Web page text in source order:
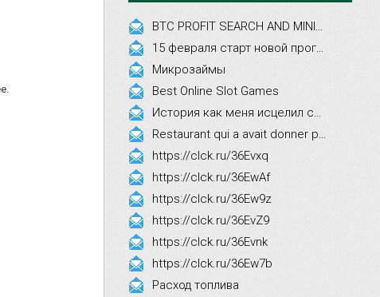
Микрозаймы
Best Online Slot Games
https://clck.ru/36Evxq
https://clck.ru/36EwAf
https://clck.ru/36Ew9z
https://clck.ru/36EvZ9
https://clck.ru/36Evnk
https://clck.ru/36Ew7b
Расход топлива